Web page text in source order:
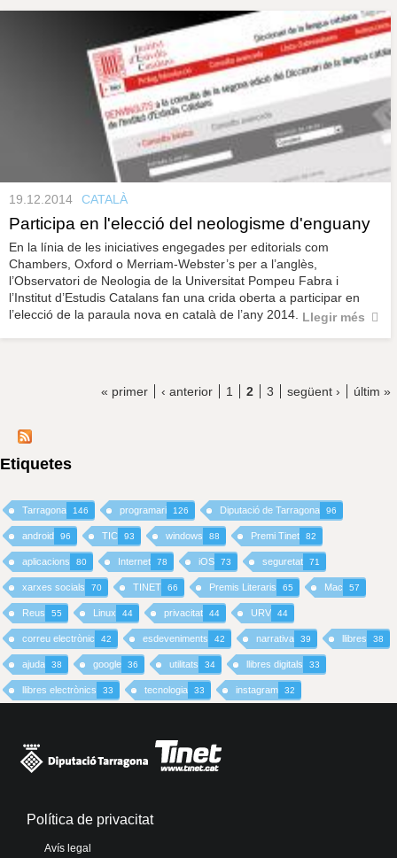
19.12.2014 CATALÀ
Participa en l'elecció del neologisme d'enguany
En la línia de les iniciatives engegades per editorials com
Chambers, Oxford o Merriam-Webster’s per a l’anglès,
l’Observatori de Neologia de la Universitat Pompeu Fabra i
l’Institut d’Estudis Catalans fan una crida oberta a participar en
l’elecció de la paraula nova en català de l’any 2014. Llegir més
« primer ‹ anterior 1 2 3 següent › últim »
Etiquetes
Tarragona 146 programari 126 Diputació de Tarragona 96
android 96 TIC 93 windows 88 Premi Tinet 82
aplicacions 80 Internet 78 iOS 73 seguretat 71
xarxes socials 70 TINET 66 Premis Literaris 65 Mac 57
Reus 55 Linux 44 privacitat 44 URV 44
correu electrònic 42 esdeveniments 42 narrativa 39 llibres 38
ajuda 38 google 36 utilitats 34 llibres digitals 33
llibres electrònics 33 tecnologia 33 instagram 32
Política de privacitat
Avís legal